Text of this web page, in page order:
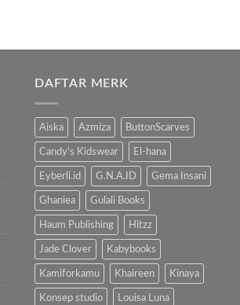
DAFTAR MERK
Aiska Azmiza ButtonScarves
Candy's Kidswear El-hana
Eyberli.id G.N.A.ID Gema Insani
Ghaniea Gulali Books
Haum Publishing Hitzz
Jade Clover Kabybooks
Kamiforkamu Khaireen Kinaya
Konsep studio Louisa Luna